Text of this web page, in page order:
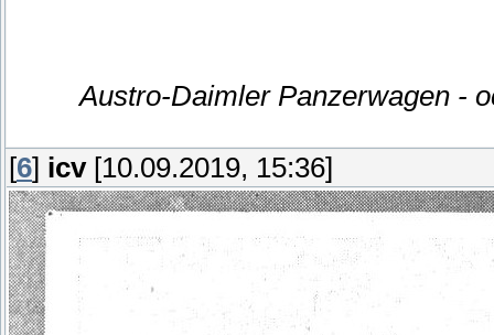
Austro-Daimler Panzerwagen -
[6] icv[10.09.2019, 15:36]